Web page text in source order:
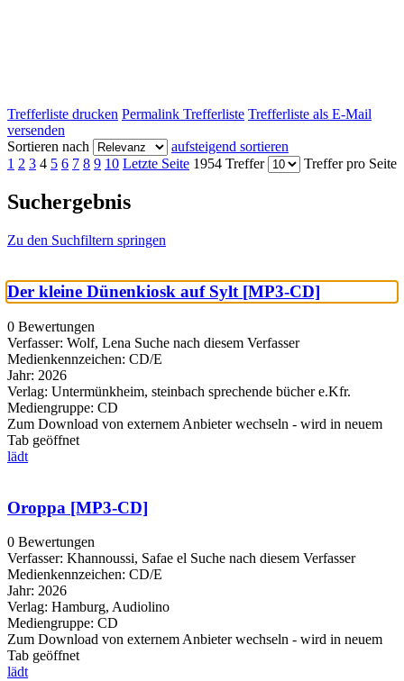
Trefferliste drucken Permalink Trefferliste Trefferliste als E-Mail
versenden
Sortieren nach
aufsteigend sortieren
1 2 3 4 5 6 7 8 9 10 Letzte Seite 1954 Treffer Treffer pro Seite
Suchergebnis
Zu den Suchfiltern springen
Der kleine Dünenkiosk auf Sylt [MP3-CD]
0 Bewertungen
Verfasser: Wolf, Lena Suche nach diesem Verfasser
Medienkennzeichen: CD/E
Jahr: 2026
Verlag: Untermünkheim, steinbach sprechende bücher e.Kfr.
Mediengruppe: CD
Zum Download von externem Anbieter wechseln - wird in neuem
Tab geöffnet
lädt
Oroppa [MP3-CD]
0 Bewertungen
Verfasser: Khannoussi, Safae el Suche nach diesem Verfasser
Medienkennzeichen: CD/E
Jahr: 2026
Verlag: Hamburg, Audiolino
Mediengruppe: CD
Zum Download von externem Anbieter wechseln - wird in neuem
Tab geöffnet
lädt